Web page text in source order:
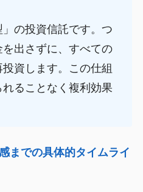
の投資信託です。つ
出さずに、すべての
資します。この仕組
ることなく複利効果
までの具体的タイムライ